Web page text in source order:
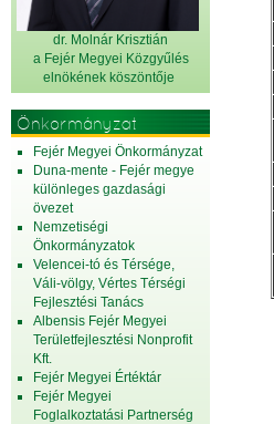
dr. Molnár Krisztián
a Fejér Megyei Közgyűlés
elnökének köszöntője
Önkormányzat
Fejér Megyei Önkormányzat
Duna-mente - Fejér megye
különleges gazdasági
övezet
Nemzetiségi
Önkormányzatok
Velencei-tó és Térsége,
Váli-völgy, Vértes Térségi
Fejlesztési Tanács
Albensis Fejér Megyei
Területfejlesztési Nonprofit
Kft.
Fejér Megyei Értéktár
Fejér Megyei
Foglalkoztatási Partnerség